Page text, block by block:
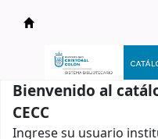
Catálogo en línea
Bienvenido al
CECC
Ingrese su usuario